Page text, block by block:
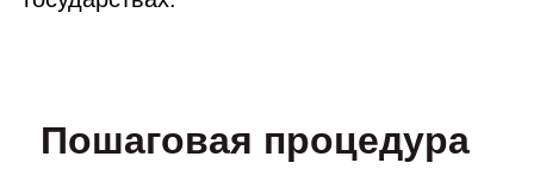
Пошаговая процедура